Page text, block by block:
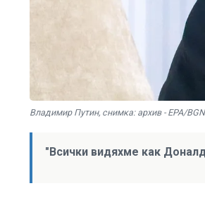
Владимир Путин, снимка: архив - EPA/
"Всички видяхме как